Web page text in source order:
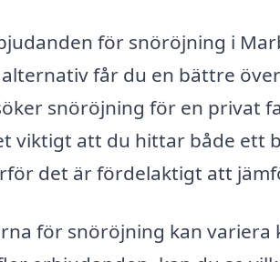
för snöröjning i
får du en bättre
snöröjning för en privat
viktigt att du hittar både ett
det är fördelaktigt att
för snöröjning kan